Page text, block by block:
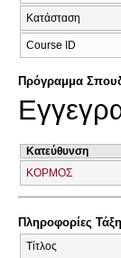
Κατάσταση
Course ID
Πρόγραμμα
Κατεύθυνση
ΚΟΡΜΟΣ
Πληροφορίες
Τίτλος